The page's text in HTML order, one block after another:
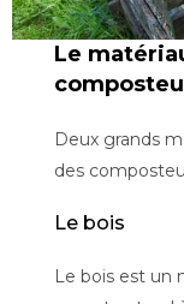
Le
Deux grands
des
Le bois
Le bois est un